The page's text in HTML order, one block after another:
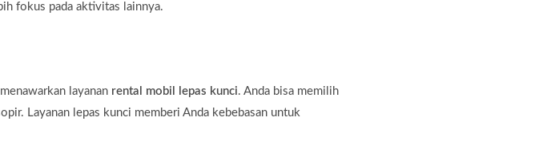
fokus pada aktivitas lainnya.
layanan rental mobil lepas kunci. Anda bisa memilih
Layanan lepas kunci memberi Anda kebebasan untuk